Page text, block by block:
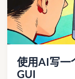
使用AI写一
GUI